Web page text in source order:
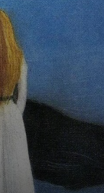
Cette
le
vie, de
sang,